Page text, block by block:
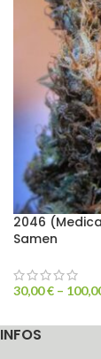
2046
Samen
30,00€ –
INFOS